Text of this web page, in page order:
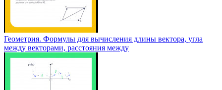
Геометрия. Формулы для вычисления длины вектора, угла
между векторами, расстояния между